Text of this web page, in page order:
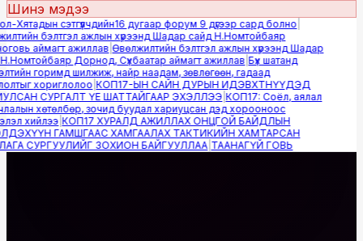
Шинэ мэдээ
сэтгүүлчдийн16 дугаар форум 9 дүгээр сард болно|
бэлтгэл ажлын хүрээнд Шадар сайд Н.Номтойбаяр
аймагт ажиллав|Өвөлжилтийн бэлтгэл ажлын хүрээнд Шадар
Дорнод, Сүхбаатар аймагт ажиллав|Бүх шатанд
горимд шилжиж, найр наадам, зөвлөгөөн, гадаад
хориглолоо|КОП17-ЫН САЙН ДУРЫН ИДЭВХТНҮҮДЭД
СУРГАЛТ ҮЕ ШАТТАЙГААР ЭХЭЛЛЭЭ|КОП17: Соёл, аялал
хөтөлбөр, зочид буудал хариуцсан дэд хорооноос
хийлээ|КОП17 ХУРАЛД АЖИЛЛАХ ОНЦГОЙ БАЙДЛЫН
ГАМШГААС ХАМГААЛАХ ТАКТИКИЙН ХАМТАРСАН
СУРГУУЛИЙГ ЗОХИОН БАЙГУУЛЛАА|ТААНАГҮЙ ГОВЬ